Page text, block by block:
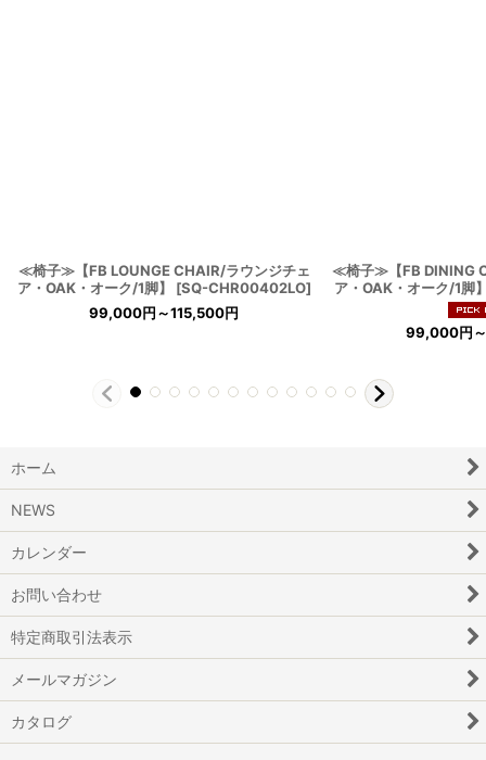
≪椅子≫【FB LOUNGE CHAIR/ラウンジチェ
ア・OAK・オーク/1脚】
[SQ-CHR00402LO]
99,000円～115,500円
≪椅子≫【FB DINING
ア・OAK・オーク/1脚
99,000円
ホーム
NEWS
カレンダー
お問い合わせ
特定商取引法表示
メールマガジン
カタログ